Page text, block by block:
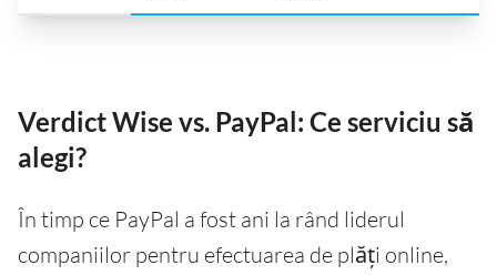
Verdict Wise vs. PayPal: Ce serviciu să
alegi?
În timp ce PayPal a fost ani la rând liderul
companiilor pentru efectuarea de plăți online,